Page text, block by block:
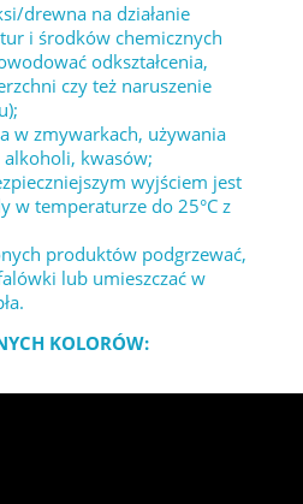
drewna na działanie
i środków chemicznych
odkształcenia,
czy też naruszenie
w zmywarkach, używania
kwasów;
wyjściem jest
w temperaturze do 25°C z
produktów podgrzewać,
lub umieszczać w
KOLORÓW: